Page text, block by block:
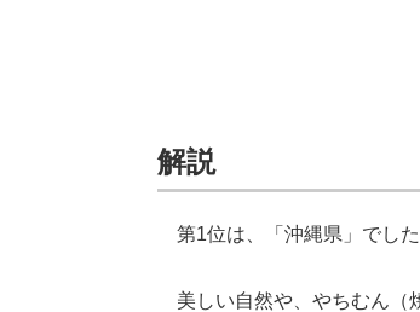
解説
第1位は、「沖縄県」でした
美しい自然や、やちむん（